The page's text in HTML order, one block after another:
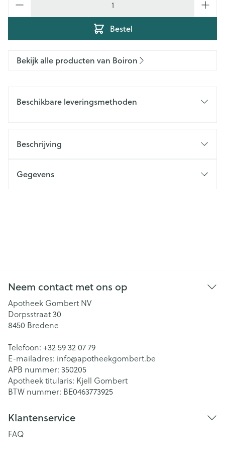
Bestel
Bekijk alle producten van Boiron
Beschikbare leveringsmethoden
Beschrijving
Gegevens
Neem contact met ons op
Apotheek Gombert NV
Dorpsstraat 30
8450 Bredene
Telefoon: +32 59 32 07 79
E-mailadres: info@apotheekgombert.be
APB nummer: 350205
Apotheek titularis: Kjell Gombert
BTW nummer: BE0463773925
Klantenservice
FAQ